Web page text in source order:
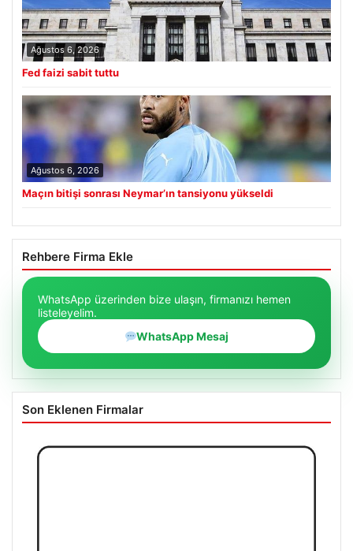
Ağustos 6, 2026
Fed faizi sabit tuttu
Ağustos 6, 2026
Maçın bitişi sonrası Neymar’ın tansiyonu yükseldi
Rehbere Firma Ekle
WhatsApp üzerinden bize ulaşın, firmanızı hemen
listeleyelim.
WhatsApp Mesaj
Son Eklenen Firmalar